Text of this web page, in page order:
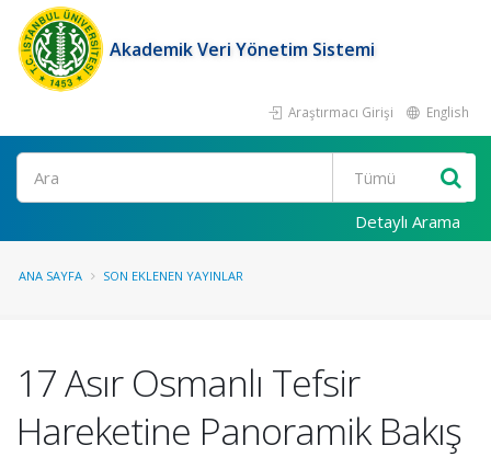
Akademik Veri Yönetim Sistemi
Araştırmacı Girişi English
Ara
Detaylı Arama
ANA SAYFA SON EKLENEN YAYINLAR
17 Asır Osmanlı Tefsir
Hareketine Panoramik Bakış